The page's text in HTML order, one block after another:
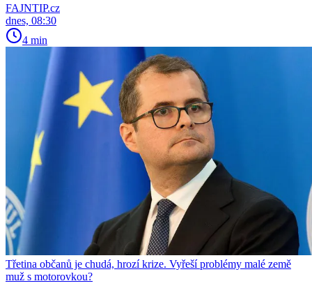
FAJNTIP.cz
dnes, 08:30
4 min
Třetina občanů je chudá, hrozí krize. Vyřeší problémy malé země
muž s motorovkou?